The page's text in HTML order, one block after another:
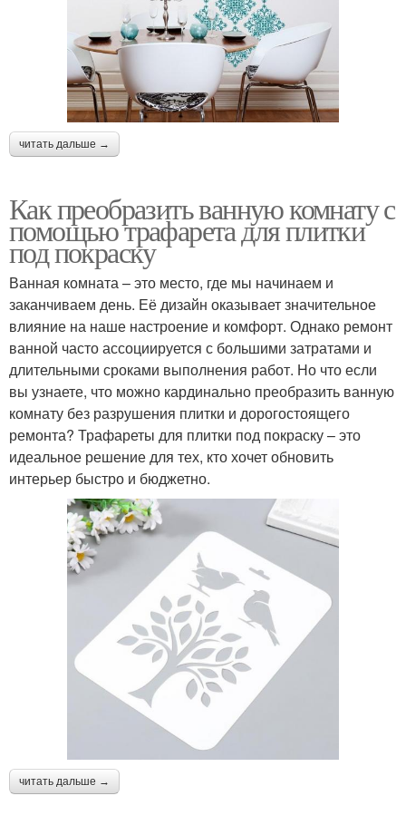
читать дальше →
Как преобразить ванную комнату с
помощью трафарета для плитки
под покраску
Ванная комната – это место, где мы начинаем и
заканчиваем день. Её дизайн оказывает значительное
влияние на наше настроение и комфорт. Однако ремонт
ванной часто ассоциируется с большими затратами и
длительными сроками выполнения работ. Но что если
вы узнаете, что можно кардинально преобразить ванную
комнату без разрушения плитки и дорогостоящего
ремонта? Трафареты для плитки под покраску – это
идеальное решение для тех, кто хочет обновить
интерьер быстро и бюджетно.
читать дальше →